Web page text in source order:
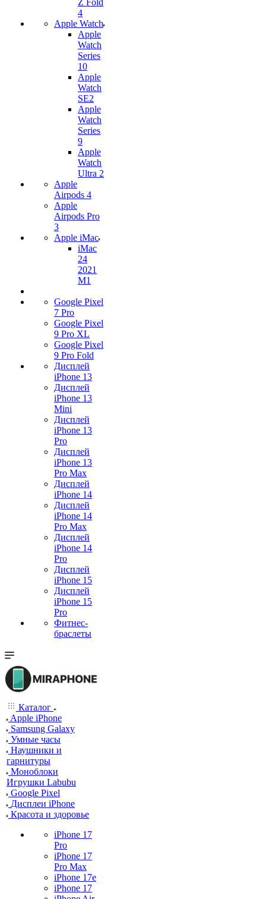
Z Fold
4
Apple Watch
Apple
Watch
Series
10
Apple
Watch
SE2
Apple
Watch
Series
9
Apple
Watch
Ultra 2
Apple
Airpods 4
Apple
Airpods Pro
3
Apple iMac
iMac
24
2021
M1
Google Pixel
7 Pro
Google Pixel
9 Pro XL
Google Pixel
9 Pro Fold
Дисплей
iPhone 13
Дисплей
iPhone 13
Mini
Дисплей
iPhone 13
Pro
Дисплей
iPhone 13
Pro Max
Дисплей
iPhone 14
Дисплей
iPhone 14
Pro Max
Дисплей
iPhone 14
Pro
Дисплей
iPhone 15
Дисплей
iPhone 15
Pro
Фитнес-
браслеты
Каталог
Apple iPhone
Samsung Galaxy
Умные часы
Наушники и
гарнитуры
Моноблоки
Игрушки Labubu
Google Pixel
Дисплеи iPhone
Красота и здоровье
iPhone 17
Pro
iPhone 17
Pro Max
iPhone 17e
iPhone 17